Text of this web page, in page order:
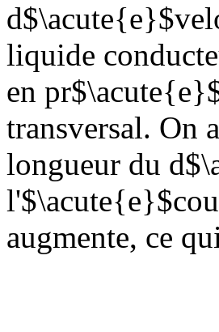
liquide
en
transversal. Оn
longueur du
augmente, се